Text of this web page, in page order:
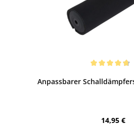
Anpassbarer
Regulärer
14,95 €